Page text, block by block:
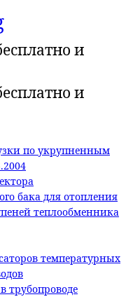
и
и
по укрупненным
бака для отопления
теплообменника
температурных
трубопроводе